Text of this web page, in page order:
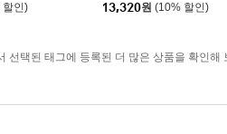
할인)
13,320원 (10% 할인)
선택된 태그에 등록된 더 많은 상품을 확인해